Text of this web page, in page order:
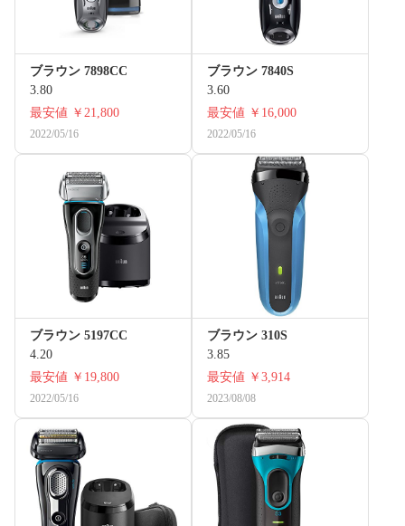
ブラウン 7898CC
3.80
最安値 ￥21,800
2022/05/16
ブラウン 7840S
3.60
最安値 ￥16,000
2022/05/16
ブラウン 5197CC
4.20
最安値 ￥19,800
2022/05/16
ブラウン 310S
3.85
最安値 ￥3,914
2023/08/08